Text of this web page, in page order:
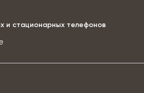
и стационарных телефонов